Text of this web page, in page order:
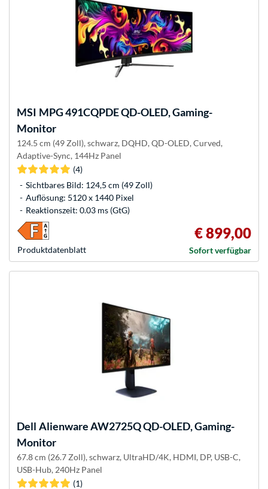
MSI MPG 491CQPDE QD-OLED, Gaming-
Monitor
124.5 cm (49 Zoll), schwarz, DQHD, QD-OLED, Curved,
Adaptive-Sync, 144Hz Panel
(4)
Sichtbares Bild: 124,5 cm (49 Zoll)
Auflösung: 5120 x 1440 Pixel
Reaktionszeit: 0.03 ms (GtG)
Produkt­datenblatt
€ 899,00
Sofort verfügbar
Dell Alienware AW2725Q QD-OLED, Gaming-
Monitor
67.8 cm (26.7 Zoll), schwarz, UltraHD/4K, HDMI, DP, USB-C,
USB-Hub, 240Hz Panel
(1)